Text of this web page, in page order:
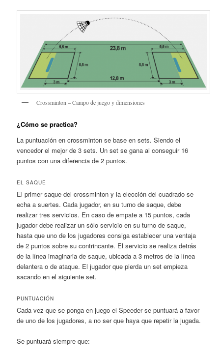
Crossminton – Campo de juego y dimensiones
¿Cómo se practica?
La puntuación en crossminton se base en sets. Siendo el
vencedor el mejor de 3 sets. Un set se gana al conseguir 16
puntos con una diferencia de 2 puntos.
EL SAQUE
El primer saque del crossminton y la elección del cuadrado se
echa a suertes. Cada jugador, en su turno de saque, debe
realizar tres servicios. En caso de empate a 15 puntos, cada
jugador debe realizar un sólo servicio en su turno de saque,
hasta que uno de los jugadores consiga establecer una ventaja
de 2 puntos sobre su contrincante. El servicio se realiza detrás
de la línea imaginaria de saque, ubicada a 3 metros de la línea
delantera o de ataque. El jugador que pierda un set empieza
sacando en el siguiente set.
PUNTUACIÓN
Cada vez que se ponga en juego el Speeder se puntuará a favor
de uno de los jugadores, a no ser que haya que repetir la jugada.
Se puntuará siempre que: